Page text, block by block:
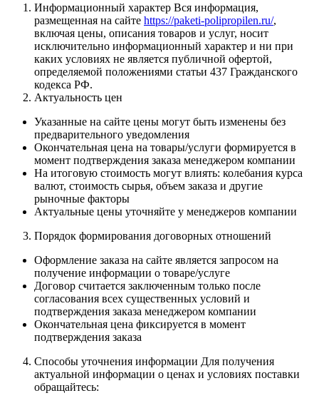
Информационный характер Вся информация,
размещенная на сайте https://paketi-polipropilen.ru/,
включая цены, описания товаров и услуг, носит
исключительно информационный характер и ни при
каких условиях не является публичной офертой,
определяемой положениями статьи 437 Гражданского
кодекса РФ.
Актуальность цен
Указанные на сайте цены могут быть изменены без
предварительного уведомления
Окончательная цена на товары/услуги формируется в
момент подтверждения заказа менеджером компании
На итоговую стоимость могут влиять: колебания курса
валют, стоимость сырья, объем заказа и другие
рыночные факторы
Актуальные цены уточняйте у менеджеров компании
Порядок формирования договорных отношений
Оформление заказа на сайте является запросом на
получение информации о товаре/услуге
Договор считается заключенным только после
согласования всех существенных условий и
подтверждения заказа менеджером компании
Окончательная цена фиксируется в момент
подтверждения заказа
Способы уточнения информации Для получения
актуальной информации о ценах и условиях поставки
обращайтесь: